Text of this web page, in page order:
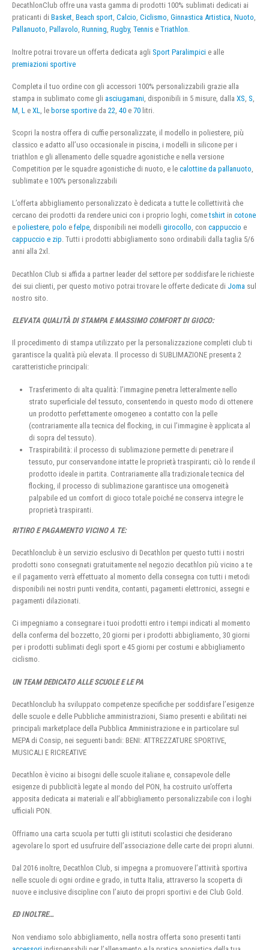
DecathlonClub offre una vasta gamma di prodotti 100% sublimati dedicati ai
praticanti di Basket, Beach sport, Calcio, Ciclismo, Ginnastica Artistica, Nuoto,
Pallanuoto, Pallavolo, Running, Rugby, Tennis e Triathlon.
Inoltre potrai trovare un offerta dedicata agli Sport Paralimpici e alle
premiazioni sportive
Completa il tuo ordine con gli accessori 100% personalizzabili grazie alla
stampa in sublimato come gli asciugamani , disponibili in 5 misure, dalla XS S
M L e XL , le borse sportive da 22 40 e 70 litri.
Scopri la nostra offera di cuffie personalizzate, il modello in poliestere, più
classico e adatto all’uso occasionale in piscina, i modelli in silicone per i
triathlon e gli allenamento delle squadre agonistiche e nella versione
Competition per le squadre agonistiche di nuoto, e le calottine da pallanuoto,
sublimate e 100% personalizzabili
L’offerta abbigliamento personalizzato è dedicata a tutte le collettività che
cercano dei prodotti da rendere unici con i proprio loghi, cometshirt in cotone
e poliestere, polo e felpe, disponibili nei modelli girocollo, con cappuccio e
cappuccio e zip. Tutti i prodotti abbigliamento sono ordinabili dalla taglia 5/6
anni alla 2xl.
Decathlon Club si affida a partner leader del settore per soddisfare le richieste
dei sui clienti, per questo motivo potrai trovare le offerte dedicate di Joma sul
nostro sito.
ELEVATA QUALITÀ DI STAMPA E MASSIMO COMFORT DI GIOCO:
Il procedimento di stampa utilizzato per la personalizzazione completi club ti
garantisce la qualità più elevata. Il processo di SUBLIMAZIONE presenta 2
caratteristiche principali:
Trasferimento di alta qualità: l’immagine penetra letteralmente nello
strato superficiale del tessuto, consentendo in questo modo di ottenere
un prodotto perfettamente omogeneo a contatto con la pelle
(contrariamente alla tecnica del flocking, in cui l’immagine è applicata al
di sopra del tessuto).
Traspirabilità: il processo di sublimazione permette di penetrare il
tessuto, pur conservandone intatte le proprietà traspiranti; ciò lo rende il
prodotto ideale in partita. Contrariamente alla tradizionale tecnica del
flocking, il processo di sublimazione garantisce una omogeneità
palpabile ed un comfort di gioco totale poiché ne conserva integre le
proprietà traspiranti.
RITIRO E PAGAMENTO VICINO A TE:
Decathlonclub è un servizio esclusivo di Decathlon per questo tutti i nostri
prodotti sono consegnati gratuitamente nel negozio decathlon più vicino a te
e il pagamento verrà effettuato al momento della consegna con tutti i metodi
disponibili nei nostri punti vendita, contanti, pagamenti elettronici, assegni e
pagamenti dilazionati.
Ci impegniamo a consegnare i tuoi prodotti entro i tempi indicati al momento
della conferma del bozzetto, 20 giorni per i prodotti abbigliamento, 30 giorni
per i prodotti sublimati degli sport e 45 giorni per costumi e abbigliamento
ciclismo.
UN TEAM DEDICATO ALLE SCUOLE E LE PA
Decathlonclub ha sviluppato competenze specifiche per soddisfare l’esigenze
delle scuole e delle Pubbliche amministrazioni, Siamo presenti e abilitati nei
principali marketplace della Pubblica Amministrazione e in particolare sul
MEPA di Consip, nei seguenti bandi: BENI: ATTREZZATURE SPORTIVE,
MUSICALI E RICREATIVE
Decathlon è vicino ai bisogni delle scuole italiane e, consapevole delle
esigenze di pubblicità legate al mondo del PON, ha costruito un’offerta
apposita dedicata ai materiali e all’abbigliamento personalizzabile con i loghi
ufficiali PON.
Offriamo una carta scuola per tutti gli istituti scolastici che desiderano
agevolare lo sport ed usufruire dell’associazione delle carte dei propri alunni.
Dal 2016 inoltre, Decathlon Club, si impegna a promuovere l’attività sportiva
nelle scuole di ogni ordine e grado, in tutta Italia, attraverso la scoperta di
nuove e inclusive discipline con l’aiuto dei propri sportivi e dei Club Gold.
ED INOLTRE…
Non vendiamo solo abbigliamento, nella nostra offerta sono presenti tanti